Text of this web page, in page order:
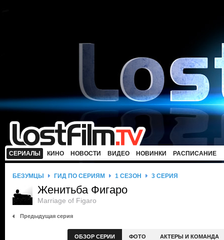
СЕРИАЛЫ КИНО НОВОСТИ ВИДЕО НОВИНКИ РАСПИСАНИЕ
БЕЗУМЦЫ ГИД ПО СЕРИЯМ 1 СЕЗОН 3 СЕРИЯ
Женитьба Фигаро
Marriage of Figaro
Предыдущая серия
ОБЗОР СЕРИИ ФОТО АКТЕРЫ И КОМАНДА